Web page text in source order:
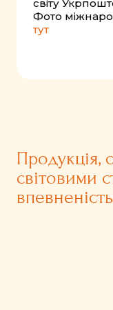
світу
Фото
тут
Продукція,
світовими